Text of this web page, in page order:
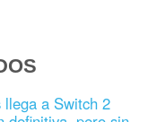
llega a Switch 2